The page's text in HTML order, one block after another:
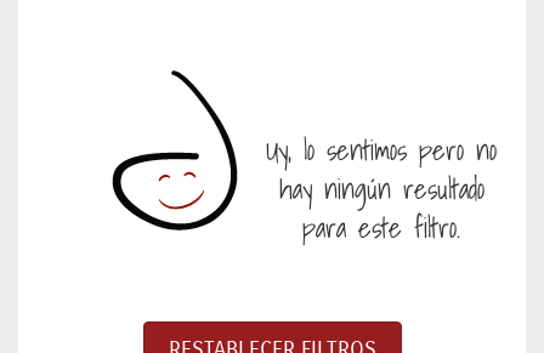
Uy, lo sentimos pero no
hay ningún resultado
para este filtro.